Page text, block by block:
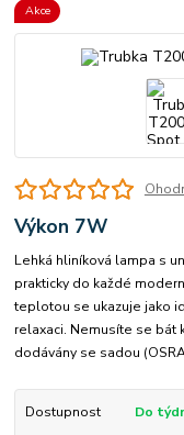
Akce
Výkon 7W
Lehká hliníková lampa s
prakticky do každé
teplotou se ukazuje jako
relaxaci. Nemusíte se bát
dodávány se sadou
Dostupnost
Do